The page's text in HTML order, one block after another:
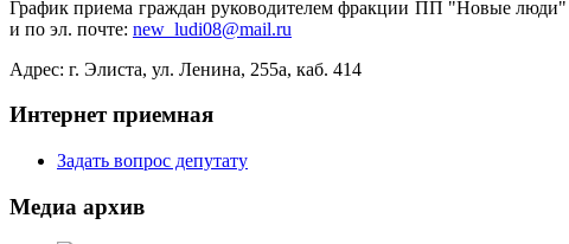
График приема граждан руководителем фракции ПП "Новые люди"
и по эл. почте: new_ludi08@mail.ru
Адрес: г. Элиста, ул. Ленина, 255а, каб. 414
Интернет приемная
Задать вопрос депутату
Медиа архив